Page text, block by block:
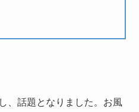
、話題となりました。お風